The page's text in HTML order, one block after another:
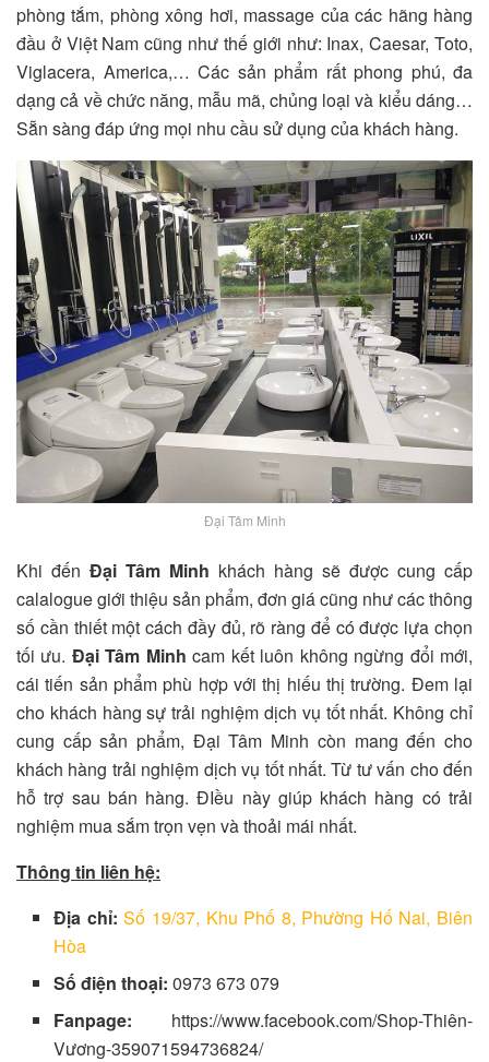
phòng tắm, phòng xông hơi, massage của các hãng hàng
đầu ở Việt Nam cũng như thế giới như: Inax, Caesar, Toto,
Viglacera, America,… Các sản phẩm rất phong phú, đa
dạng cả về chức năng, mẫu mã, chủng loại và kiểu dáng…
Sẵn sàng đáp ứng mọi nhu cầu sử dụng của khách hàng.
Đại Tâm Minh
Khi đến Đại Tâm Minh khách hàng sẽ được cung cấp
calalogue giới thiệu sản phẩm, đơn giá cũng như các thông
số cần thiết một cách đầy đủ, rõ ràng để có được lựa chọn
tối ưu. Đại Tâm Minhcam kết luôn không ngừng đổi mới,
cái tiến sản phẩm phù hợp với thị hiếu thị trường. Đem lại
cho khách hàng sự trải nghiệm dịch vụ tốt nhất. Không chỉ
cung cấp sản phẩm, Đại Tâm Minh còn mang đến cho
khách hàng trải nghiệm dịch vụ tốt nhất. Từ tư vấn cho đến
hỗ trợ sau bán hàng. ĐIều này giúp khách hàng có trải
nghiệm mua sắm trọn vẹn và thoải mái nhất.
Thông tin liên hệ:
Địa chỉ:Số 19/37, Khu Phố 8, Phường Hố Nai, Biên
Hòa
Số điện thoại:0973 673 079
Fanpage: https://www.facebook.com/Shop-Thiên-
Vương-359071594736824/